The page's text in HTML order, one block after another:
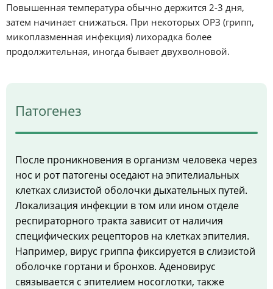
Повышенная температура обычно держится 2-3 дня,
затем начинает снижаться. При некоторых ОРЗ (грипп,
микоплазменная инфекция) лихорадка более
продолжительная, иногда бывает двухволновой.
Патогенез
После проникновения в организм человека через
нос и рот патогены оседают на эпителиальных
клетках слизистой оболочки дыхательных путей.
Локализация инфекции в том или ином отделе
респираторного тракта зависит от наличия
специфических рецепторов на клетках эпителия.
Например, вирус гриппа фиксируется в слизистой
оболочке гортани и бронхов. Аденовирус
связывается с эпителием носоглотки, также